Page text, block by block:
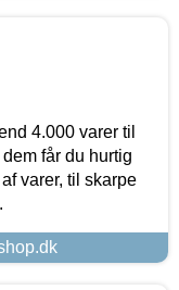
4.000 varer til
får du hurtig
varer, til skarpe